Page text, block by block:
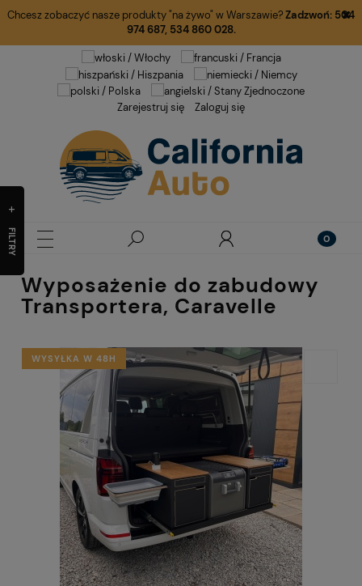
Chcesz zobaczyć nasze produkty "na żywo" w Warszawie?Zadzwoń: 504
974 687, 534 860 028.
Zarejestruj się Zaloguj się
FILTRY
Wyposażenie do zabudowy
Transportera, Caravelle
WYSYŁKA W 48H